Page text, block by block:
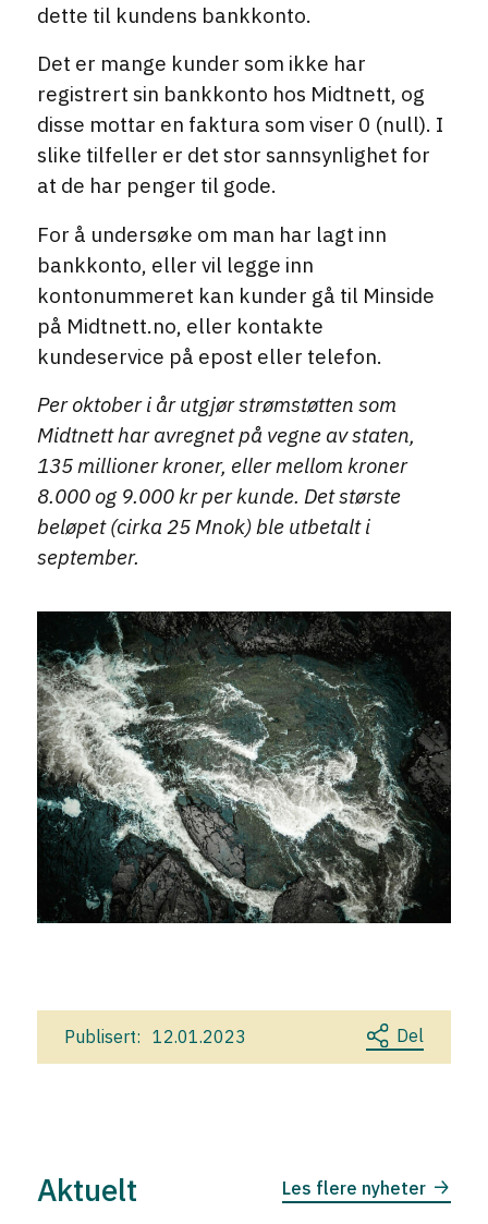
dette til kundens bankkonto.
Det er mange kunder som ikke har
registrert sin bankkonto hos Midtnett, og
disse mottar en faktura som viser 0 (null). I
slike tilfeller er det stor sannsynlighet for
at de har penger til gode.
For å undersøke om man har lagt inn
bankkonto, eller vil legge inn
kontonummeret kan kunder gå til Minside
på Midtnett.no, eller kontakte
kundeservice på epost eller telefon.
Per oktober i år utgjør strømstøtten som
Midtnett har avregnet på vegne av staten,
135 millioner kroner, eller mellom kroner
8.000 og 9.000 kr per kunde. Det største
beløpet (cirka 25 Mnok) ble utbetalt i
september.
Publisert: 12.01.2023 Del
Aktuelt Les flere nyheter